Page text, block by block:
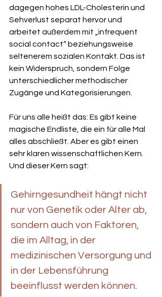
dagegen hohes LDL-Cholesterin und
Sehverlust separat hervor und
arbeitet außerdem mit „infrequent
social contact“ beziehungsweise
seltenerem sozialen Kontakt. Das ist
kein Widerspruch, sondern Folge
unterschiedlicher methodischer
Zugänge und Kategorisierungen.
Für uns alle heißt das: Es gibt keine
magische Endliste, die ein für alle Mal
alles abschließt. Aber es gibt einen
sehr klaren wissenschaftlichen Kern.
Und dieser Kern sagt:
Gehirngesundheit hängt nicht
nur von Genetik oder Alter ab,
sondern auch von Faktoren,
die im Alltag, in der
medizinischen Versorgung und
in der Lebensführung
beeinflusst werden können.